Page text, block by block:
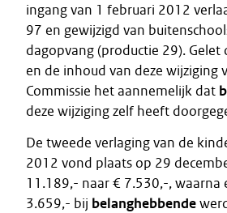
ingang van 1 februari 2012
97 en gewijzigd van
dagopvang (productie 29). Gelet
en de inhoud van deze wijziging
Commissie het aannemelijk dat
deze wijziging zelf heeft
De tweede verlaging van de
2012 vond plaats op 29
11.189,- naar € 7.530,-, waarna
3.659,- bij belanghebbende